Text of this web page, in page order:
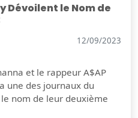
Dévoilent le Nom de
12/09/2023
et le rappeur A$AP
une des journaux du
nom de leur deuxième